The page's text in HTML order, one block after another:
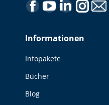
Finden Sie uns auf:
Facebook
opens
new
window
YouTube
opens
new
window
Linkedin
opensopens
E-
Informationen
Infopakete
Bücher
Blog